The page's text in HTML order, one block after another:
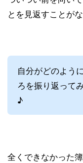
とを見返すことが
自分がどのよう
ろを振り返って
♪
全くできなかった